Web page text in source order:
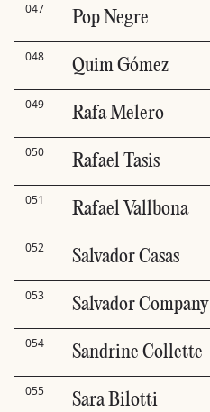
047 Pop Negre
048 Quim Gómez
049 Rafa Melero
050 Rafael Tasis
051 Rafael Vallbona
052 Salvador Casas
053 Salvador Company
054 Sandrine Collette
055 Sara Bilotti